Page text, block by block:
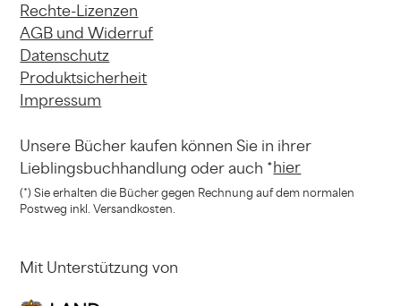
Rechte-Lizenzen
AGB und Widerruf
Datenschutz
Produktsicherheit
Impressum
Unsere Bücher kaufen könnenSie in ihrer
Lieblingsbuchhandlung oder auch *hier
(*) Sie erhalten die Bücher gegen Rechnung auf dem normalen
Postweg inkl. Versandkosten.
Mit Unterstützung von